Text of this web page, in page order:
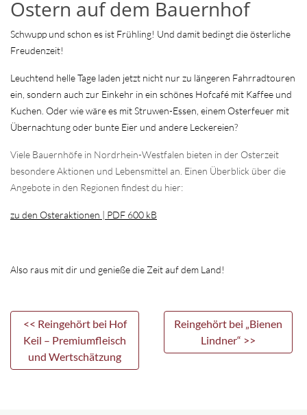
Ostern auf dem Bauernhof
Schwupp und schon es ist Frühling! Und damit bedingt die österliche
Freudenzeit!
Leuchtend helle Tage laden jetzt nicht nur zu längeren Fahrradtouren
ein, sondern auch zur Einkehr in ein schönes Hofcafé mit Kaffee und
Kuchen. Oder wie wäre es mit Struwen-Essen, einem Osterfeuer mit
Übernachtung oder bunte Eier und andere Leckereien?
Viele Bauernhöfe in Nordrhein-Westfalen bieten in der Osterzeit
besondere Aktionen und Lebensmittel an. Einen Überblick über die
Angebote in den Regionen findest du hier:
zu den Osteraktionen | PDF 600 kB
Also raus mit dir und genieße die Zeit auf dem Land!
<< Reingehört bei Hof
Keil – Premiumfleisch
und Wertschätzung
Reingehört bei „Bienen
Lindner“ >>